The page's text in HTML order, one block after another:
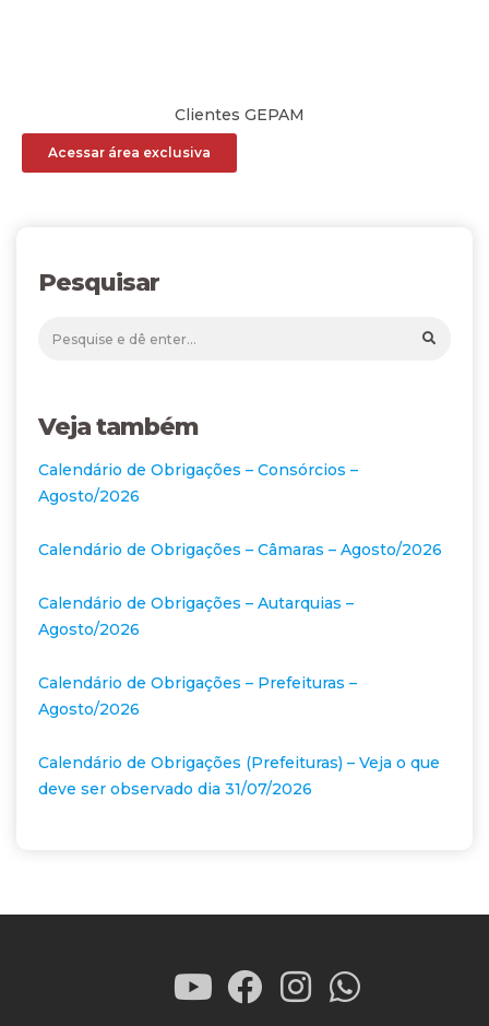
Clientes GEPAM
Acessar área exclusiva
Pesquisar
Veja também
Calendário de Obrigações – Consórcios –
Agosto/2026
Calendário de Obrigações – Câmaras – Agosto/2026
Calendário de Obrigações – Autarquias –
Agosto/2026
Calendário de Obrigações – Prefeituras –
Agosto/2026
Calendário de Obrigações (Prefeituras) – Veja o que
deve ser observado dia 31/07/2026